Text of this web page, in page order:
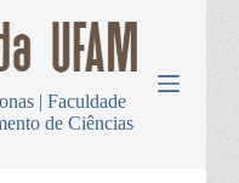
| Faculdade
de Ciências